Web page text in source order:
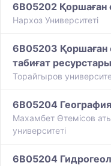
6B05202 Қоршаған
Нархоз Университеті
6B05203 Қоршаған
табиғат
Торайгыров
6B05204 География
Махамбет Өтемісов
университеті
6B05204